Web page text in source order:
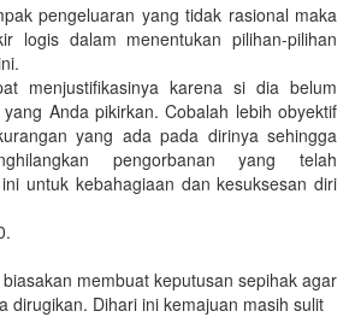
pengeluaran yang tidak rasional maka
logis dalam menentukan pilihan-pilihan
menjustifikasinya karena si dia belum
Anda pikirkan. Cobalah lebih obyektif
yang ada pada dirinya sehingga
pengorbanan yang telah
untuk kebahagiaan dan kesuksesan diri
membuat keputusan sepihak agar
dirugikan. Dihari ini kemajuan masih sulit